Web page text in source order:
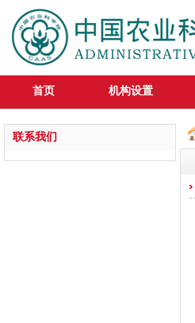
首页 机构设置
联系我们